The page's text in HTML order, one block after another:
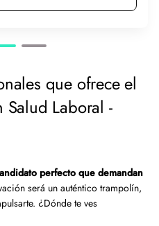
que ofrece el
Salud Laboral -
perfecto que demandan
será un auténtico trampolín,
¿Dónde te ves